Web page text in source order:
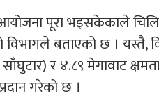
पूरा भइसकेकाले
विभागले बताएको छ । यस्तै,
र ४.८९ मेगावाट
गरेको छ ।